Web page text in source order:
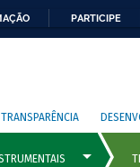
PARTICIPE
TRANSPARÊNCIA